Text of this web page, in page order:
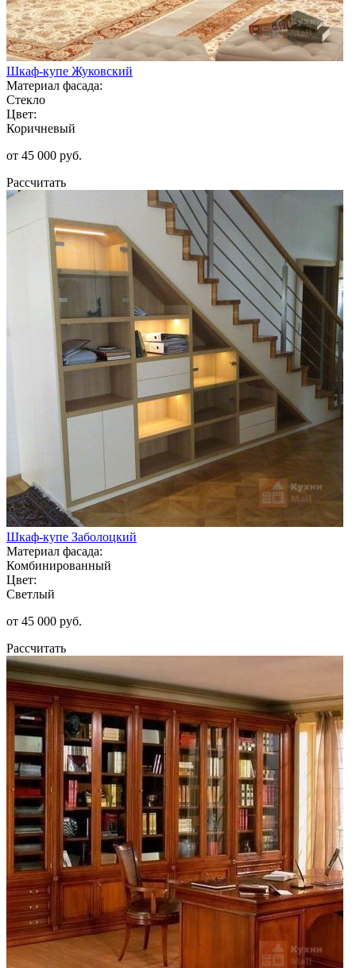
Шкаф-купе Жуковский
Материал фасада:
Стекло
Цвет:
Коричневый
от 45 000 руб.
Рассчитать
Шкаф-купе Заболоцкий
Материал фасада:
Комбинированный
Цвет:
Светлый
от 45 000 руб.
Рассчитать